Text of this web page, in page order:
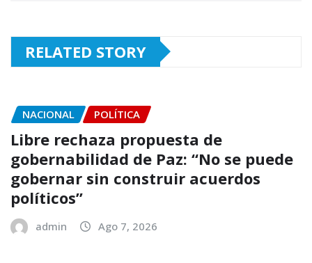
RELATED STORY
NACIONAL POLÍTICA
Libre rechaza propuesta de
gobernabilidad de Paz: “No se puede
gobernar sin construir acuerdos
políticos”
admin Ago 7, 2026